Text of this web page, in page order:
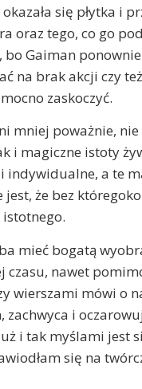
się płytka i
oraz tego, co go
Gaiman ponownie
na brak akcji czy
zaskoczyć.
mniej poważnie,
i magiczne istoty
indywidualne, a te
że bez
mieć bogatą
nawet
wierszami mówi o
zachwyca i
i tak myślami jest
się na